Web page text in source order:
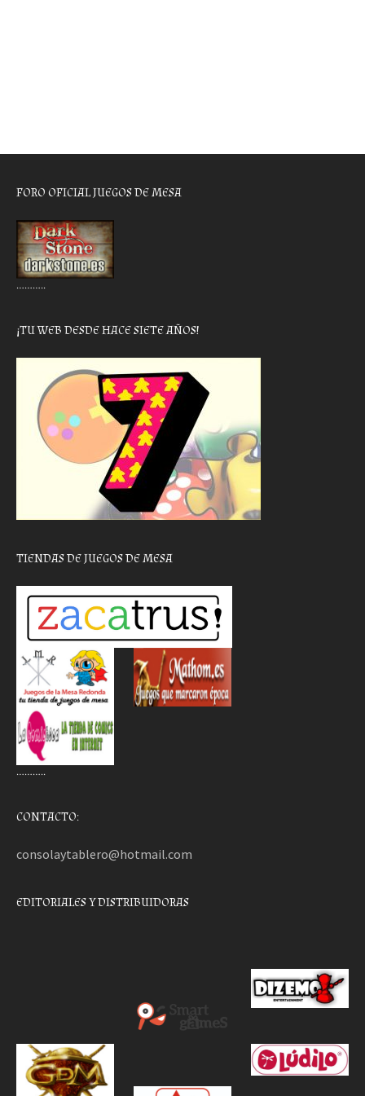
FORO OFICIAL JUEGOS DE MESA
………..
¡TU WEB DESDE HACE SIETE AÑOS!
TIENDAS DE JUEGOS DE MESA
………..
CONTACTO:
consolaytablero@hotmail.com
EDITORIALES Y DISTRIBUIDORAS